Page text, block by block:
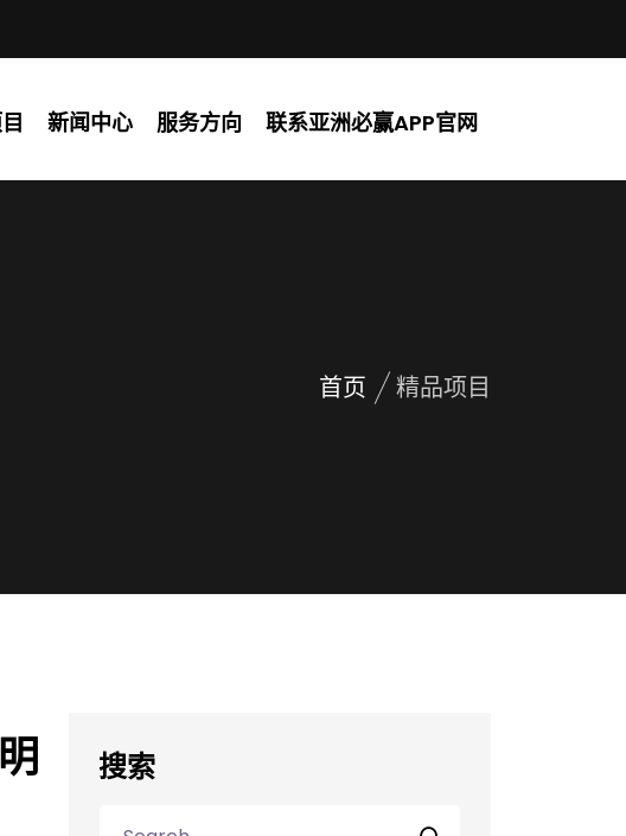
新闻中心 服务方向 联系亚洲必赢APP官网
首页 精品项目
搜索